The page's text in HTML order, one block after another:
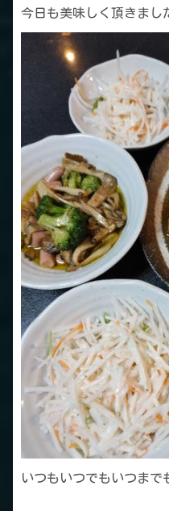
今日も美味しく頂きまし
いつもいつでもいつまで